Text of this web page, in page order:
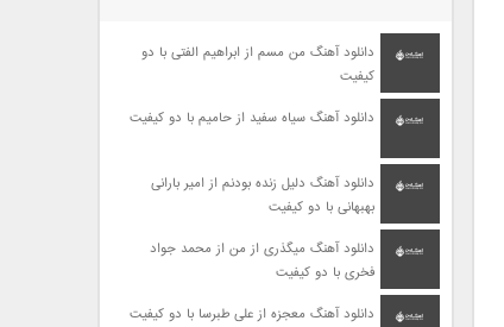
دانلود آهنگ من مسم از ابراهیم الفتی با دو
کیفیت
دانلود آهنگ سیاه سفید از حامیم با دو کیفیت
دانلود آهنگ دلیل زنده بودنم از امیر بارانی
بهبهانی با دو کیفیت
دانلود آهنگ میگذری از من از محمد جواد
فخری با دو کیفیت
دانلود آهنگ معجزه از علی طبرسا با دو کیفیت